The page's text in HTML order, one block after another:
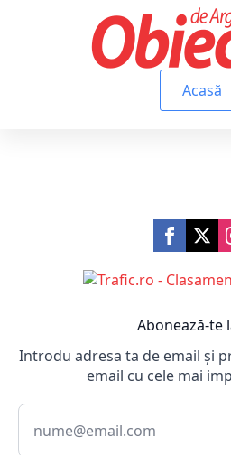
Acasă
Abonează-te
Introdu adresa ta de email și
email cu cele mai